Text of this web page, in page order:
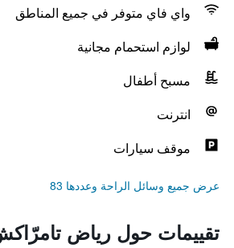
واي فاي متوفر في جميع المناطق
لوازم استحمام مجانية
مسبح أطفال
انترنت
موقف سيارات
عرض جميع وسائل الراحة وعددها 83
تقييمات حول رياض